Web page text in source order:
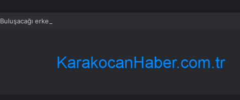
Buluşacağı erkekle ilgili gerçeği öğrenen kadından tepki çeken hareket